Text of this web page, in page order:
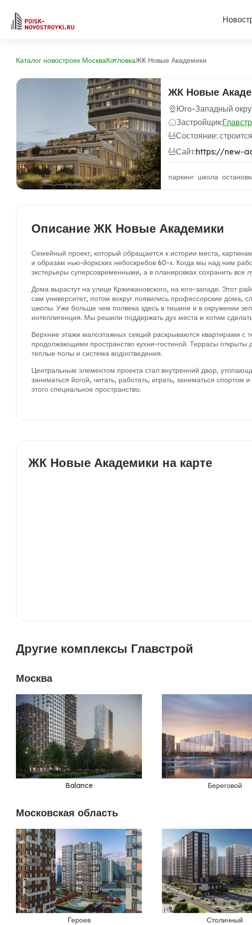
Каталог новостроек МоскваКотловкаЖК Новые Академики
ЖК Новые
Юго-Западный
Застройщик:
Состояние: строится
Сайт:https://new-
паркинг школа
Описание ЖК Новые Академики
Семейный проект, который обращается к истории места,
и образам нью-йоркских небоскребов 60-х. Когда мы над ним
экстерьеры суперсовременными, а в планировках сохранить все
Дома вырастут на улице Кржижановского, на юго-западе. Этот
сам университет, потом вокруг появились профессорские дома,
школы. Уже больше чем полвека здесь в тишине и в окружении
интеллигенция. Мы решили поддержать дух места и хотим
Верхние этажи малоэтажных секций раскрываются квартирами
продолжающими пространство кухни-гостиной. Террасы открыты
теплые полы и система водоотведения.
Центральным элементом проекта стал внутренний двор,
заниматься йогой, читать, работать, играть, заниматься
этого специальное пространство.
ЖК Новые Академики на карте
Другие комплексы Главстрой
Москва
Balance Береговой
Московская область
Героев Столичный